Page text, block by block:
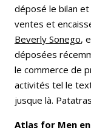
déposé le bilan
ventes et
Beverly Sonego,
déposées
le commerce de
activités tel le
jusque là. Patatras
Atlas for Men en